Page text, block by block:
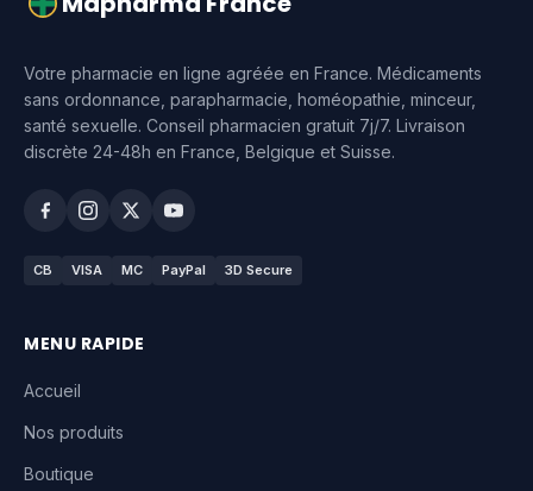
Votre pharmacie en ligne agréée en France. Médicaments
sans ordonnance, parapharmacie, homéopathie, minceur,
santé sexuelle. Conseil pharmacien gratuit 7j/7. Livraison
discrète 24-48h en France, Belgique et Suisse.
CB VISA MC PayPal 3D Secure
MENU RAPIDE
Accueil
Nos produits
Boutique